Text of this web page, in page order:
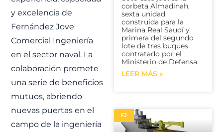
y excelencia de
Fernández Jove
Comercial Ingeniería
en el sector naval. La
colaboración promete
una serie de beneficios
mutuos, abriendo
nuevas puertas en el
campo de la ingeniería
corbeta Almadinah,
sexta unidad
construida para la
Marina Real Saudí y
primera del segundo
lote de tres buques
contratado por el
Ministerio de Defensa
LEER MÁS »
FJ